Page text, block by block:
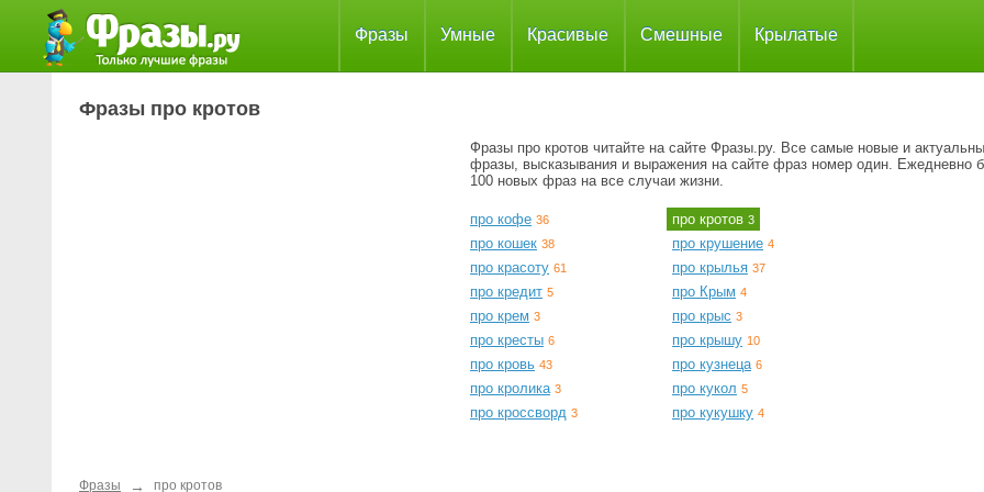
Фразы Умные Красивые Смешные Крылатые
Фразы про кротов
Фразы про кротов читайте на сайте Фразы.ру. Все самые новые и
фразы, высказывания и выражения на сайте фраз номер один. Ежедневно
100 новых фраз на все случаи жизни.
про кофе 36
про кошек 38
про красоту 61
про кредит 5
про крем 3
про кресты 6
про кровь 43
про кролика 3
про кроссворд 3
про кротов 3
про крушение 4
про крылья 37
про Крым 4
про крыс 3
про крышу 10
про кузнеца 6
про кукол 5
про кукушку 4
Фразы → про кротов